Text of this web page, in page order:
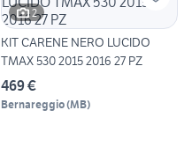
2
KIT CARENE NERO LUCIDO
TMAX 530 2015 2016 27 PZ
469 €
Bernareggio(MB)